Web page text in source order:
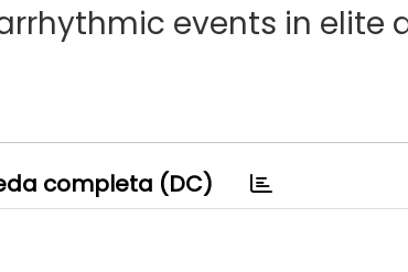
events in elite
completa (DC)